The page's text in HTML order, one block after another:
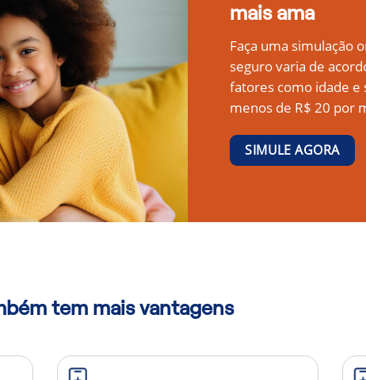
mais ama
Faça uma simulação
seguro varia de
fatores como idade e
menos de R$ 20 por
SIMULE AGORA
tem mais vantagens